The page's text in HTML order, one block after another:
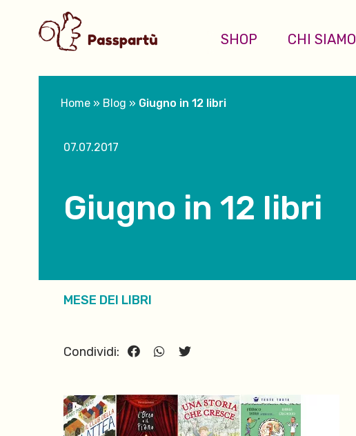
SHOP CHI SIAMO
Home » Blog » Giugno in 12 libri
07.07.2017
Giugno in 12 libri
MESE DEI LIBRI
Condividi: